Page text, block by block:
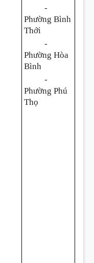
-
Phường Bình
Thới
-
Phường Hòa
Bình
-
Phường Phú
Thọ